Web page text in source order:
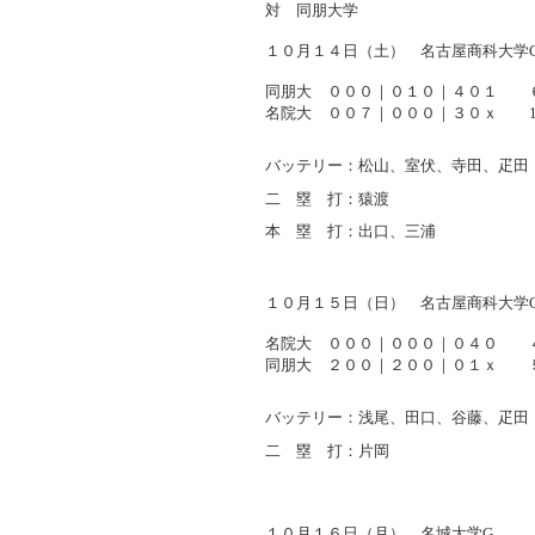
対 同朋大学
１０月１４日（土） 名古屋商科大学
同朋大 ０００｜０１０｜４０１
名院大 ００７｜０００ ｜３０ｘ
バッテリー：松山、室伏、寺田、疋
二 塁 打：猿渡
本 塁 打：出口、三浦
１０月１５日（日） 名古屋商科大学
名院大 ０００｜０００｜０４０
同朋大 ２００｜２００｜０１ｘ
バッテリー：浅尾、田口、谷藤、疋
二 塁 打：片岡